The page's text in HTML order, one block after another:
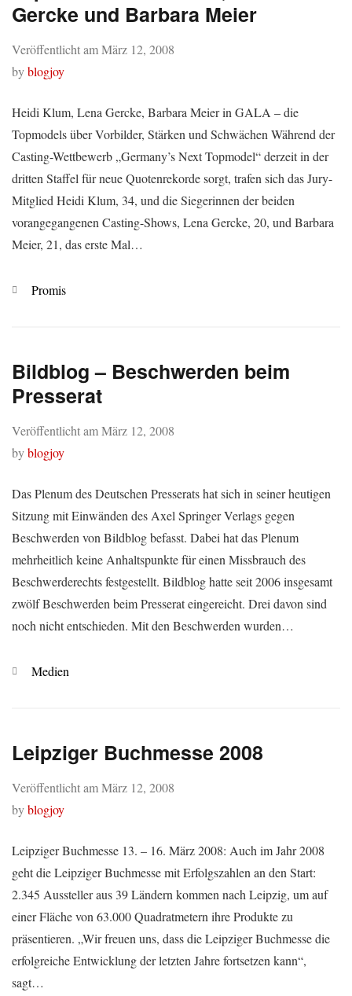
Gercke und Barbara Meier
Veröffentlicht amMärz 12, 2008
byblogjoy
Heidi Klum, Lena Gercke, Barbara Meier in GALA – die
Topmodels über Vorbilder, Stärken und Schwächen Während der
Casting-Wettbewerb „Germany’s Next Topmodel“ derzeit in der
dritten Staffel für neue Quotenrekorde sorgt, trafen sich das Jury-
Mitglied Heidi Klum, 34, und die Siegerinnen der beiden
vorangegangenen Casting-Shows, Lena Gercke, 20, und Barbara
Meier, 21, das erste Mal…
Kategorien
Promis
Bildblog – Beschwerden beim
Presserat
Veröffentlicht amMärz 12, 2008
byblogjoy
Das Plenum des Deutschen Presserats hat sich in seiner heutigen
Sitzung mit Einwänden des Axel Springer Verlags gegen
Beschwerden von Bildblog befasst. Dabei hat das Plenum
mehrheitlich keine Anhaltspunkte für einen Missbrauch des
Beschwerderechts festgestellt. Bildblog hatte seit 2006 insgesamt
zwölf Beschwerden beim Presserat eingereicht. Drei davon sind
noch nicht entschieden. Mit den Beschwerden wurden…
Kategorien
Medien
Leipziger Buchmesse 2008
Veröffentlicht amMärz 12, 2008
byblogjoy
Leipziger Buchmesse 13. – 16. März 2008: Auch im Jahr 2008
geht die Leipziger Buchmesse mit Erfolgszahlen an den Start:
2.345 Aussteller aus 39 Ländern kommen nach Leipzig, um auf
einer Fläche von 63.000 Quadratmetern ihre Produkte zu
präsentieren. „Wir freuen uns, dass die Leipziger Buchmesse die
erfolgreiche Entwicklung der letzten Jahre fortsetzen kann“,
sagt…